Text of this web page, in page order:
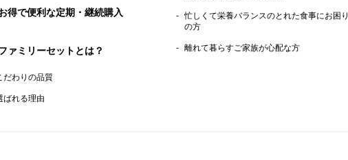
得で便利な定期・継続購入
ァミリーセットとは？
だわりの品質
ばれる理由
忙しくて栄養バランスのとれた食事にお困り
の方
離れて暮らすご家族が心配な方